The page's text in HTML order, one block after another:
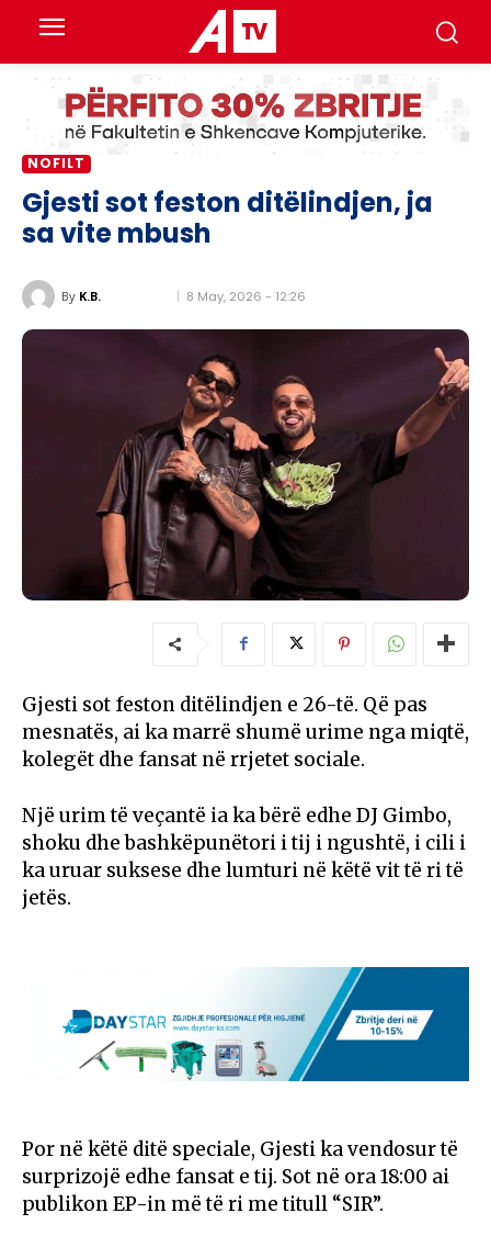
NOFILT
Gjesti sot feston ditëlindjen, ja
sa vite mbush
By K.B. 8 May, 2026 - 12:26
Gjesti sot feston ditëlindjen e 26-të. Që pas
mesnatës, ai ka marrë shumë urime nga miqtë,
kolegët dhe fansat në rrjetet sociale.
Një urim të veçantë ia ka bërë edhe DJ Gimbo,
shoku dhe bashkëpunëtori i tij i ngushtë, i cili i
ka uruar suksese dhe lumturi në këtë vit të ri të
jetës.
Por në këtë ditë speciale, Gjesti ka vendosur të
surprizojë edhe fansat e tij. Sot në ora 18:00 ai
publikon EP-in më të ri me titull “SIR”.